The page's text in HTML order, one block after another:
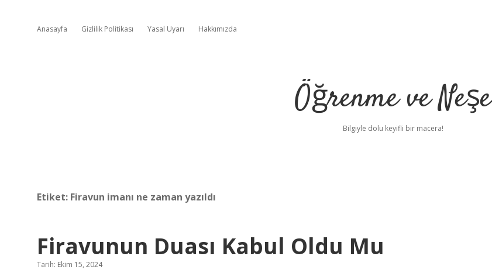
Anasayfa Gizlilik Politikası Yasal Uyarı Hakkımızda
Öğrenme ve Neşe
Bilgiyle dolu keyifli bir macera!
Etiket: Firavun imanı ne zaman yazıldı
Firavunun Duası Kabul Oldu Mu
Tarih: Ekim 15, 2024